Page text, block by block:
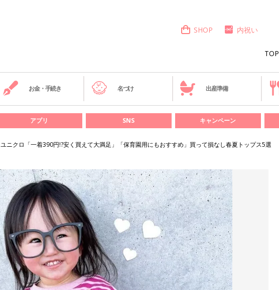
TOP
SHOP 内祝い
お金・手続き 名づけ 出産準備
アプリ SNS キャンペーン
ユニクロ「一着390円!?安く買えて大満足」「保育園用にもおすすめ」買って損なし春夏トップス5選